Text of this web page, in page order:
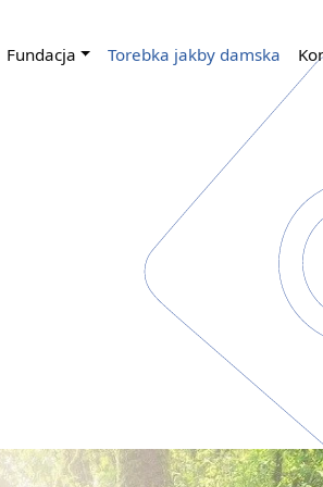
Fundacja Torebka jakby damska